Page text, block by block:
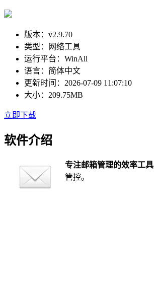
版本： v2.9.70
类型：
网络工具
运行平台： WinAll
语言： 简体中文
更新时间： 2026-07-09 11:07:10
大小： 209.75MB
立即下载
软件介绍
专注邮箱管理的效率工具
管控。